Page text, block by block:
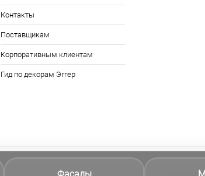
Контакты
Поставщикам
Корпоративным клиентам
Гид по декорам Эггер